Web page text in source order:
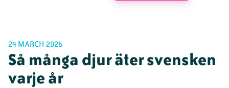
24 MARCH 2026
Så många djur äter svensken
varje år